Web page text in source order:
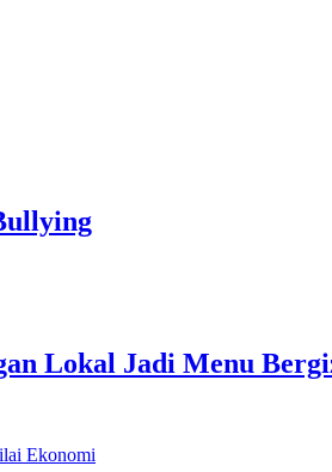
Lokal Jadi Menu